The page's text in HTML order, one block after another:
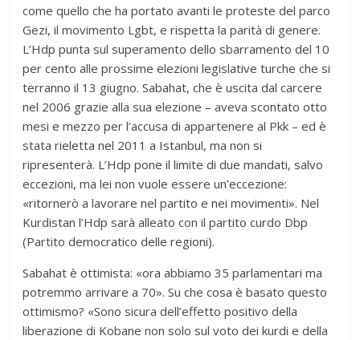
come quello che ha portato avanti le proteste del parco
Gezi, il movimento Lgbt, e rispetta la parità di genere.
L’Hdp punta sul superamento dello sbarramento del 10
per cento alle prossime elezioni legislative turche che si
terranno il 13 giugno. Sabahat, che è uscita dal carcere
nel 2006 grazie alla sua elezione – aveva scontato otto
mesi e mezzo per l’accusa di appartenere al Pkk – ed è
stata rieletta nel 2011 a Istanbul, ma non si
ripresenterà. L’Hdp pone il limite di due mandati, salvo
eccezioni, ma lei non vuole essere un’eccezione:
«ritornerò a lavorare nel partito e nei movimenti». Nel
Kurdistan l’Hdp sarà alleato con il partito curdo Dbp
(Partito democratico delle regioni).
Sabahat è ottimista: «ora abbiamo 35 parlamentari ma
potremmo arrivare a 70». Su che cosa è basato questo
ottimismo? «Sono sicura dell’effetto positivo della
liberazione di Kobane non solo sul voto dei kurdi e della